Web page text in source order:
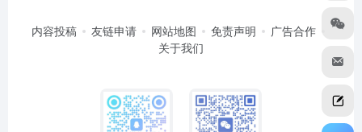
内容投稿 友链申请 网站地图 免责声明
广告合作
关于我们